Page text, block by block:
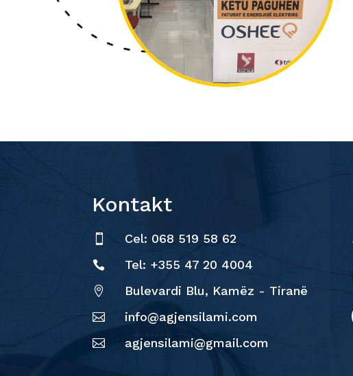
Kontakt
 Cel: 068 519 58 62
 Tel: +355 47 20 4004
 Bulevardi Blu, Kamëz - Tiranë
 info@agjensilami.com
 agjensilami@gmail.com